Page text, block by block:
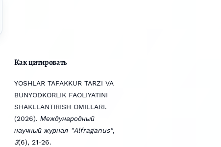
Как цитировать
YOSHLAR TAFAKKUR TARZI VA
BUNYODKORLIK FAOLIYATINI
SHAKLLANTIRISH OMILLARI.
(2026). Международный
научный журнал "Alfraganus",
3(6), 21-26.